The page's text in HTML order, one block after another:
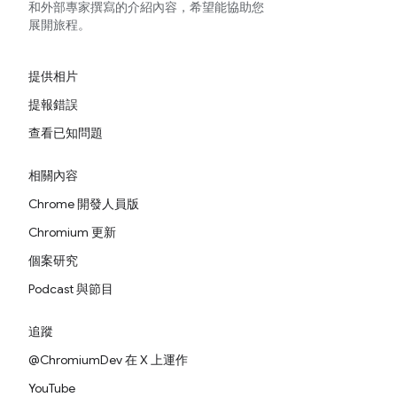
和外部專家撰寫的介紹內容，希望能協助您
展開旅程。
提供相片
提報錯誤
查看已知問題
相關內容
Chrome 開發人員版
Chromium 更新
個案研究
Podcast 與節目
追蹤
@ChromiumDev 在 X 上運作
YouTube